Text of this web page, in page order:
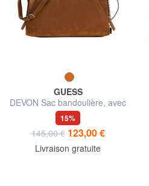
GUESS
DEVON Sac bandoulière, avec
bandoulière
15%
145,00 € 123,00 €
Livraison gratuite